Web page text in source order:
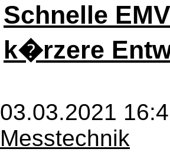
Schnelle
k�rzere
03.03.2021
Messtechnik